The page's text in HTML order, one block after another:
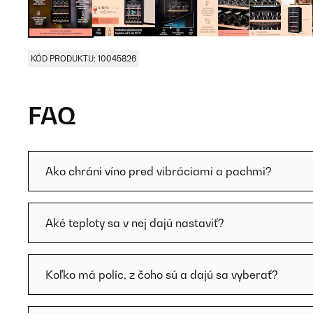
KÓD PRODUKTU: 10045826
FAQ
Ako chráni víno pred vibráciami a pachmi?
Aké teploty sa v nej dajú nastaviť?
Koľko má políc, z čoho sú a dajú sa vyberať?